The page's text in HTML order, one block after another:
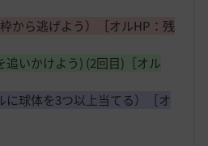
から逃げよう）［オルHP：残
追いかけよう) (2回目)［オル
に球体を3つ以上当てる）［オ